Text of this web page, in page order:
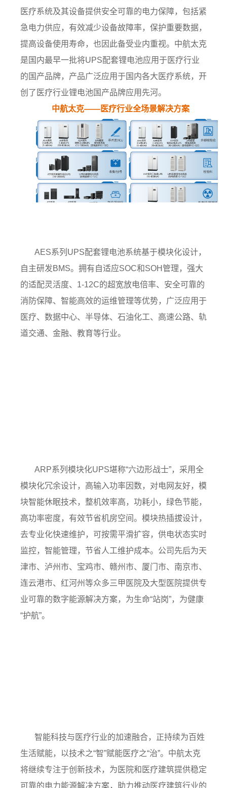
医疗系统及其设备提供安全可靠的电力保障，包括紧
急电力供应，有效减少设备故障率，保护重要数据，
提高设备使用寿命，也因此备受业内重视。 中航太克
是国内最早一批将UPS配套锂电池应用于医疗行业
的国产品牌，产品广泛应用于国内各大医疗系统，开
创了医疗行业锂电池国产品牌应用先河。
中航太克——医疗行业全场景解决方案
AES系列UPS配套锂电池系统基于模块化设计，
自主研发BMS。拥有自适应SOC和SOH管理，强大
的适配灵活度、1-12C的超宽放电倍率、安全可靠的
消防保障、智能高效的运维管理等优势，广泛应用于
医疗、数据中心、半导体、石油化工、高速公路、轨
道交通、金融、教育等行业。
ARP系列模块化UPS堪称“六边形战士”，采用全
模块化冗余设计，高输入功率因数，对电网友好，模
块智能休眠技术，整机效率高，功耗小，绿色节能，
高功率密度，有效节省机房空间。模块热插拔设计，
去专业化快速维护，可按需平滑扩容，供电状态实时
监控，智能管理，节省人工维护成本。公司先后为天
津市、泸州市、宝鸡市、赣州市、厦门市、南京市、
连云港市、红河州等众多三甲医院及大型医院提供专
业可靠的数字能源解决方案，为生命“站岗”，为健康
“护航”。
智能科技与医疗行业的加速融合，正持续为百姓
生活赋能，以技术之“智”赋能医疗之“治”。中航太克
将继续专注于创新技术，为医院和医疗建筑提供稳定
可靠的电力能源解决方案，助力推动医疗建筑行业的